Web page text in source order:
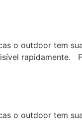
o outdoor tem
rapidamente.
o outdoor tem